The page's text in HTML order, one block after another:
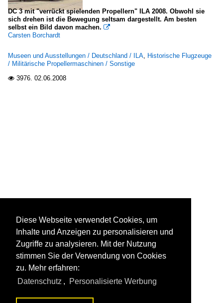
DC 3 mit "verrückt spielenden Propellern" ILA 2008. Obwohl sie
sich drehen ist die Bewegung seltsam dargestellt. Am besten
selbst ein Bild davon machen. 
Carsten Borchardt
Museen und Ausstellungen / Deutschland / ILA, Historische Flugzeuge
/ Militärische Propellermaschinen / Sonstige
 3976. 02.06.2008
Diese Webseite verwendet Cookies, um
Inhalte und Anzeigen zu personalisieren und
Zugriffe zu analysieren. Mit der Nutzung
stimmen Sie der Verwendung von Cookies
zu. Mehr erfahren:
Datenschutz , Personalisierte Werbung